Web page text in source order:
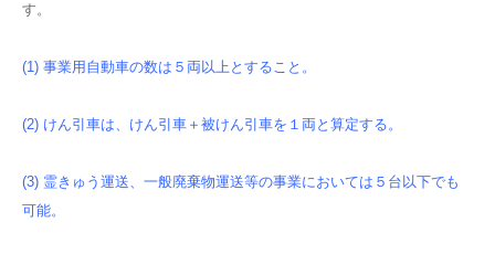
す。
(1) 事業用自動車の数は５両以上とすること。
(2) けん引車は、けん引車＋被けん引車を１両と算定する。
(3) 霊きゅう運送、一般廃棄物運送等の事業においては５台以下でも
可能。